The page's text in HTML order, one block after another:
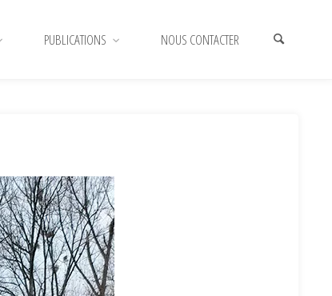
PUBLICATIONS NOUS CONTACTER